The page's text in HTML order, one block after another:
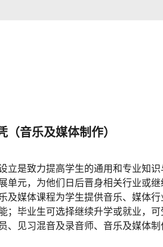
（音乐及媒体制作）
立是致力提高学生的通用和专业知
单元，为他们日后晋身相关行业或
及媒体课程为学生提供音乐、媒体
；毕业生可选择继续升学或就业，
、见习混音及录音师、音乐及媒体